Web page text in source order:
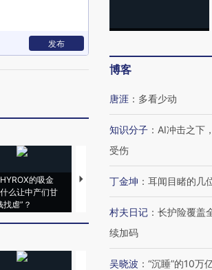
发布
的吸金
么让中产们甘
找虐”？
马航飞行员跨国走私7万
视线
博客
唐涯 ： 多看少动
知识分子 ： AI冲击之下
受伤
丁金坤 ： 耳闻目睹的几
村夫日记 ： 长护险覆盖
续加码
吴晓波 ： “沉睡”的10万